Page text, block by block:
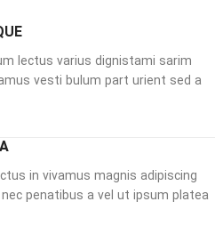
lectus varius dignistami sarim
vesti bulum part urient sed a
in vivamus magnis adipiscing
penatibus a vel ut ipsum platea